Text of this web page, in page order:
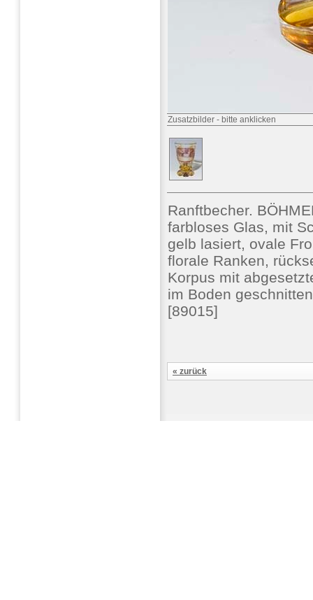
Zusatzbilder - bitte anklicken
Ranftbecher.
farbloses Glas, mit
gelb lasiert, ovale
florale Ranken,
Korpus mit
im Boden
[89015]
« zurück